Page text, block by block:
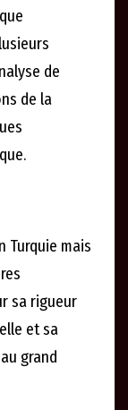
de
de la
Turquie mais
sa rigueur
et sa
grand